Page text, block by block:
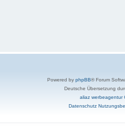
Powered by phpBB® Forum
Deutsche Übersetzung
aliaz werbeagentur
Datenschutz